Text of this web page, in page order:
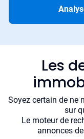
Les
Soyez certain de ne
sur
Le moteur de
annonces